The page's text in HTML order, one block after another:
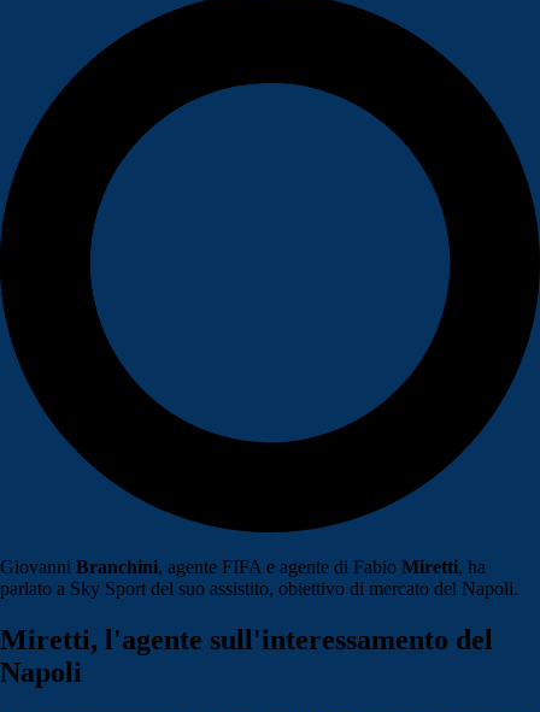
Giovanni Branchini, agente FIFA e agente di Fabio Miretti, ha
parlato a Sky Sport del suo assistito, obiettivo di mercato del Napoli.
Miretti, l'agente sull'interessamento del
Napoli